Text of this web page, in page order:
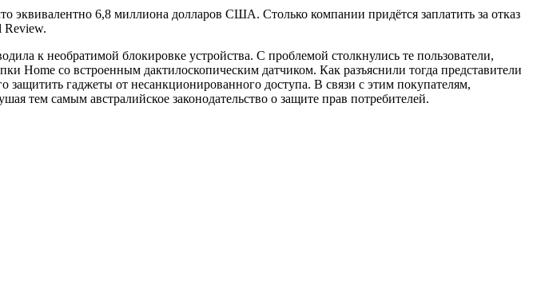
эквивалентно 6,8 миллиона долларов США. Столько компании придётся заплатить за отказ
Review.
к необратимой блокировке устройства. С проблемой столкнулись те пользователи,
Home со встроенным дактилоскопическим датчиком. Как разъяснили тогда представители
защитить гаджеты от несанкционированного доступа. В связи с этим покупателям,
тем самым австралийское законодательство о защите прав потребителей.